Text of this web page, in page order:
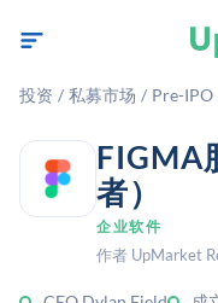
投资 / 私募市场 / Pre-IPO
FIGMA
者）
企业软件
作者 UpMarket